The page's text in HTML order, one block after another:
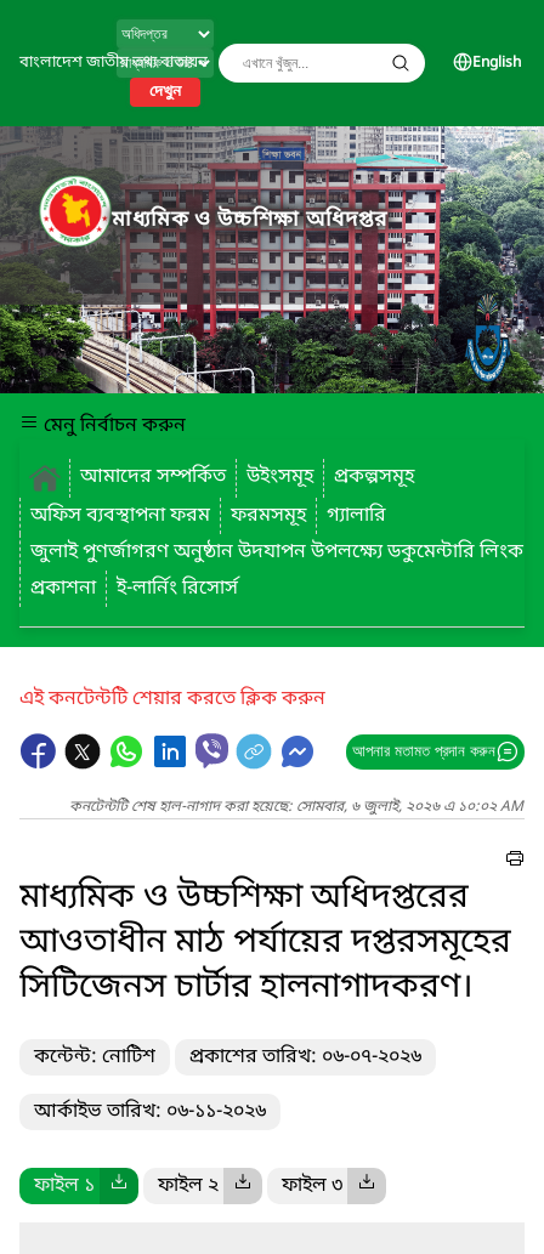
বাংলাদেশ জাতীয় তথ্য বাতায়ন
দেখুন
English
মাধ্যমিক ও উচ্চশিক্ষা অধিদপ্তর
মেনু নির্বাচন করুন
আমাদের সম্পর্কিত
উইংসমূহ
প্রকল্পসমূহ
অফিস ব্যবস্থাপনা ফরম
ফরমসমূহ
গ্যালারি
জুলাই পুণর্জাগরণ অনুষ্ঠান উদযাপন উপলক্ষ্যে ডকুমেন্টারি লিংক
প্রকাশনা
ই-লার্নিং রিসোর্স
এই কনটেন্টটি শেয়ার করতে ক্লিক করুন
আপনার মতামত প্রদান করুন
কনটেন্টটি শেষ হাল-নাগাদ করা হয়েছে: সোমবার, ৬ জুলাই, ২০২৬ এ ১০:০২ AM
মাধ্যমিক ও উচ্চশিক্ষা অধিদপ্তরের
আওতাধীন মাঠ পর্যায়ের দপ্তরসমূহের
সিটিজেনস চার্টার হালনাগাদকরণ।
কন্টেন্ট: নোটিশ প্রকাশের তারিখ: ০৬-০৭-২০২৬
আর্কাইভ তারিখ: ০৬-১১-২০২৬
ফাইল ১ ফাইল ২ ফাইল ৩